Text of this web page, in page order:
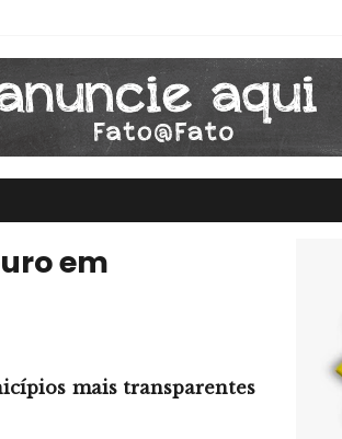
em
mais transparentes